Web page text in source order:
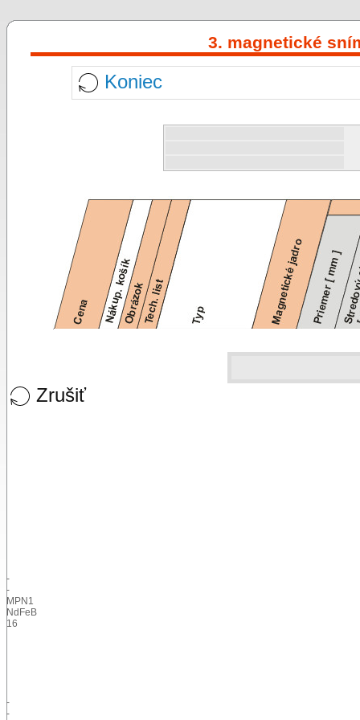
3. magnetické
Koniec
Zrušiť
-
-
MPN1
NdFeB
16
-
-